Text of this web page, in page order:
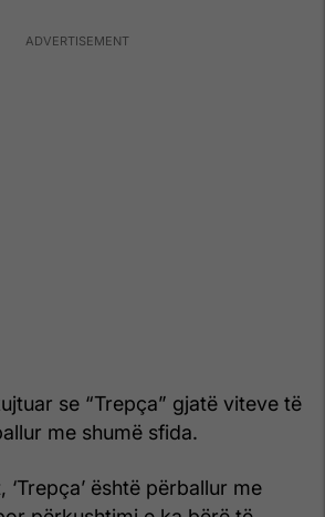
se “Trepça” gjatë viteve të
me shumë sfida.
‘Trepça’ është përballur me